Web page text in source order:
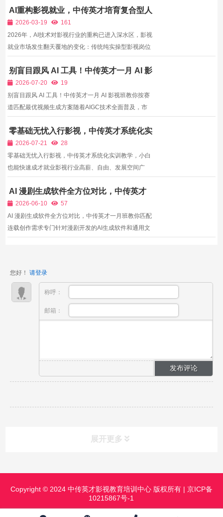
AI重构影视就业，中传英才培育复合型人
才2026-03-19
161
2026年，AI技术对影视行业的重构已进入深水区，影视
就业市场发生翻天覆地的变化：传统纯实操型影视岗位
为行业“香饽饽”。从AI短剧导演、虚拟制片指导，到AI
影视策划、智能剪辑师，新兴高薪岗位层出不穷，行业
人才缺...
别盲目跟风 AI 工具！中传英才一月 AI 影
视班教你按赛道匹配最优视频生成方案
2026-07-20
19
别盲目跟风 AI 工具！中传英才一月 AI 影视班教你按赛
道匹配最优视频生成方案随着AIGC技术全面普及，市
不穷，免费试用、付费算力、本地部署、云端平台各类
产品让人眼花缭乱。绝大多数AI影视创作者在工具选择
上存在...
零基础无忧入行影视，中传英才系统化实
训教学，小白也能快速成才就业
2026-07-21
28
零基础无忧入行影视，中传英才系统化实训教学，小白
也能快速成才就业影视行业高薪、自由、发展空间广
好者都存在诸多入行顾虑：没有专业基础，担心学不
会、跟不上；没有高端设备，无法实操练习；没有实训
场地，难以...
AI 漫剧生成软件全方位对比，中传英才
一月班教你匹配连载创作需求
2026-06-10
57
AI 漫剧生成软件全方位对比，中传英才一月班教你匹配
连载创作需求专门针对漫剧开发的AI生成软件和通用文
集连载...
您好！ 请登录
称呼：
邮箱：
展开更多
Copyright © 2024 中传英才影视教育培训中心 版权所有 | 京ICP备
10215867号-1